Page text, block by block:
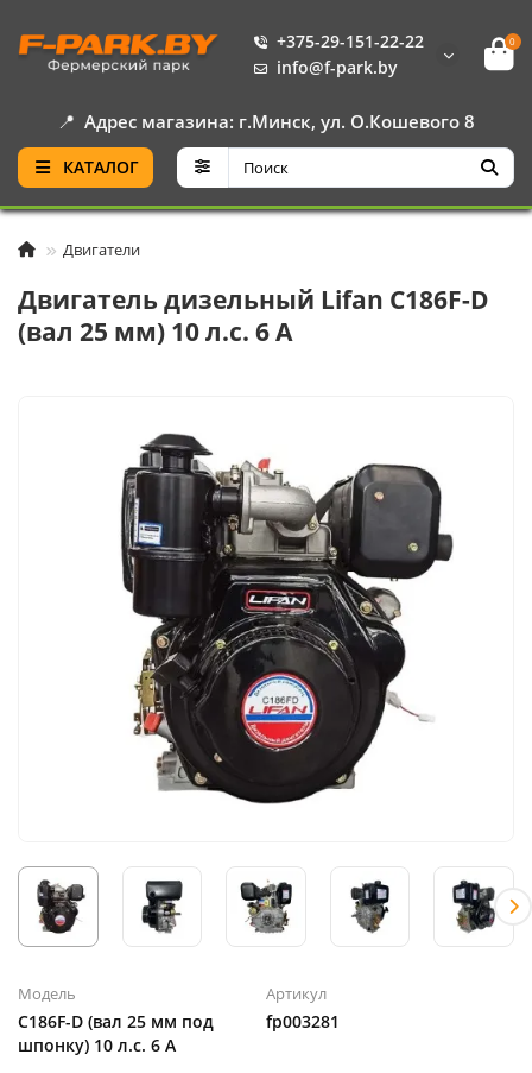
+375-29-151-22-22
info@f-park.by
0
📍 Адрес магазина: г.Минск, ул. О.Кошевого 8
КАТАЛОГ
Двигатели
Двигатель дизельный Lifan C186F-D
(вал 25 мм) 10 л.с. 6 А
Модель
C186F-D (вал 25 мм под
шпонку) 10 л.с. 6 А
Артикул
fp003281